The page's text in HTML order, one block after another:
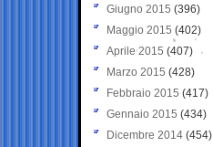
Giugno 2015 (396)
Maggio 2015 (402)
Aprile 2015 (407)
Marzo 2015 (428)
Febbraio 2015 (417)
Gennaio 2015 (434)
Dicembre 2014 (454)